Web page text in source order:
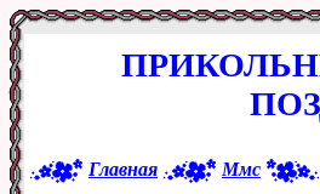
Главная Ммс